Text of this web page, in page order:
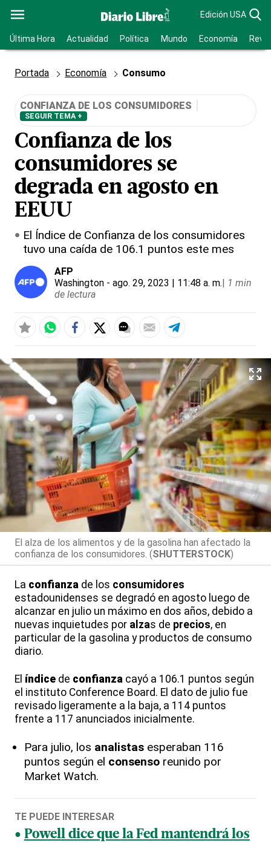
Edición USA
Última Hora Actualidad Política Mundo Economía
Portada Economía Consumo
CONFIANZA DE LOS CONSUMIDORES
SEGUIR TEMA +
Confianza de los
consumidores se
degrada en agosto en
EEUU
El Índice de Confianza de los consumidores
tuvo una caída de 106.1 puntos este mes
AFP
Washington - ago. 29, 2023 | 11:48 a. m.| 1 min
de lectura
El alza de los alimentos y de la gasolina han afectado la
confianza de los consumidores. (SHUTTERSTOCK)
La confianza de los consumidores
estadounidenses se degradó en agosto luego de
alcanzar en julio un máximo en dos años, debido a
nuevas inquietudes por alzas de precios, en
particular de la gasolina y productos de consumo
diario.
El índice de confianza cayó a 106.1 puntos según
el instituto Conference Board. El dato de julio fue
revisado ligeramente a la baja, a 114 puntos
frente a 117 anunciados inicialmente.
Para julio, los analistas esperaban 116
puntos según el consenso reunido por
Market Watch.
TE PUEDE INTERESAR
Powell dice que la Fed mantendrá los